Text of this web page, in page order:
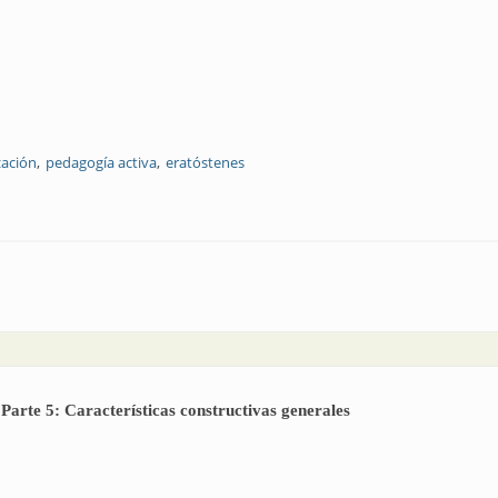
pedagogía activa eratóstenes
5: Características constructivas generales